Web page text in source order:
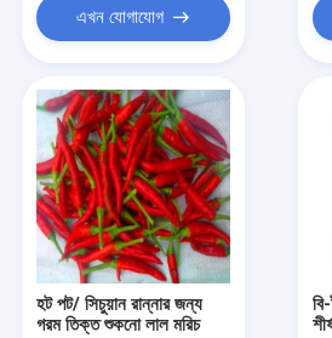
পণ্য
ভিডিও
আমাদের সম্পর্কে
কারখানা ভ্রমণ
এখন যোগাযোগ
হট পট/ সিচুয়ান রান্নার জন্য
গরম তিক্ত শুকনো লাল মরিচ